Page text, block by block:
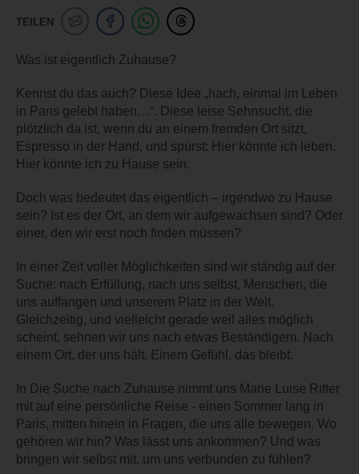
TEILEN
Was ist eigentlich Zuhause?
Kennst du das auch? Diese Idee „hach, einmal im Leben
in Paris gelebt haben…“. Diese leise Sehnsucht, die
plötzlich da ist, wenn du an einem fremden Ort sitzt,
Espresso in der Hand, und spürst: Hier könnte ich leben.
Hier könnte ich zu Hause sein.
Doch was bedeutet das eigentlich – irgendwo zu Hause
sein? Ist es der Ort, an dem wir aufgewachsen sind? Oder
einer, den wir erst noch finden müssen?
In einer Zeit voller Möglichkeiten sind wir ständig auf der
Suche: nach Erfüllung, nach uns selbst, Menschen, die
uns auffangen und unserem Platz in der Welt.
Gleichzeitig, und vielleicht gerade weil alles möglich
scheint, sehnen wir uns nach etwas Beständigem. Nach
einem Ort, der uns hält. Einem Gefühl, das bleibt.
In Die Suche nach Zuhause nimmt uns Marie Luise Ritter
mit auf eine persönliche Reise - einen Sommer lang in
Paris, mitten hinein in Fragen, die uns alle bewegen. Wo
gehören wir hin? Was lässt uns ankommen? Und was
bringen wir selbst mit, um uns verbunden zu fühlen?